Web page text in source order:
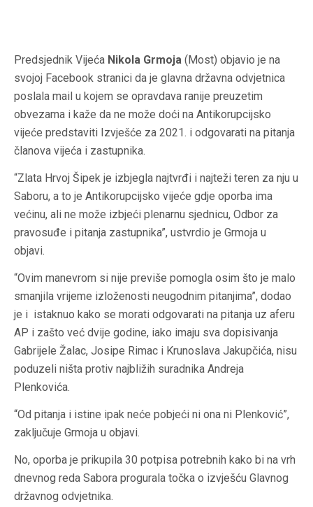
Predsjednik Vijeća Nikola Grmoja (Most) objavio je na
svojoj Facebook stranici da je glavna državna odvjetnica
poslala mail u kojem se opravdava ranije preuzetim
obvezama i kaže da ne može doći na Antikorupcijsko
vijeće predstaviti Izvješće za 2021. i odgovarati na pitanja
članova vijeća i zastupnika.
“Zlata Hrvoj Šipek je izbjegla najtvrđi i najteži teren za nju u
Saboru, a to je Antikorupcijsko vijeće gdje oporba ima
većinu, ali ne može izbjeći plenarnu sjednicu, Odbor za
pravosuđe i pitanja zastupnika”, ustvrdio je Grmoja u
objavi.
“Ovim manevrom si nije previše pomogla osim što je malo
smanjila vrijeme izloženosti neugodnim pitanjima”, dodao
je i istaknuo kako se morati odgovarati na pitanja uz aferu
AP i zašto već dvije godine, iako imaju sva dopisivanja
Gabrijele Žalac, Josipe Rimac i Krunoslava Jakupčića, nisu
poduzeli ništa protiv najbližih suradnika Andreja
Plenkovića.
“Od pitanja i istine ipak neće pobjeći ni ona ni Plenković”,
zaključuje Grmoja u objavi.
No, oporba je prikupila 30 potpisa potrebnih kako bi na vrh
dnevnog reda Sabora progurala točka o izvješću Glavnog
državnog odvjetnika.